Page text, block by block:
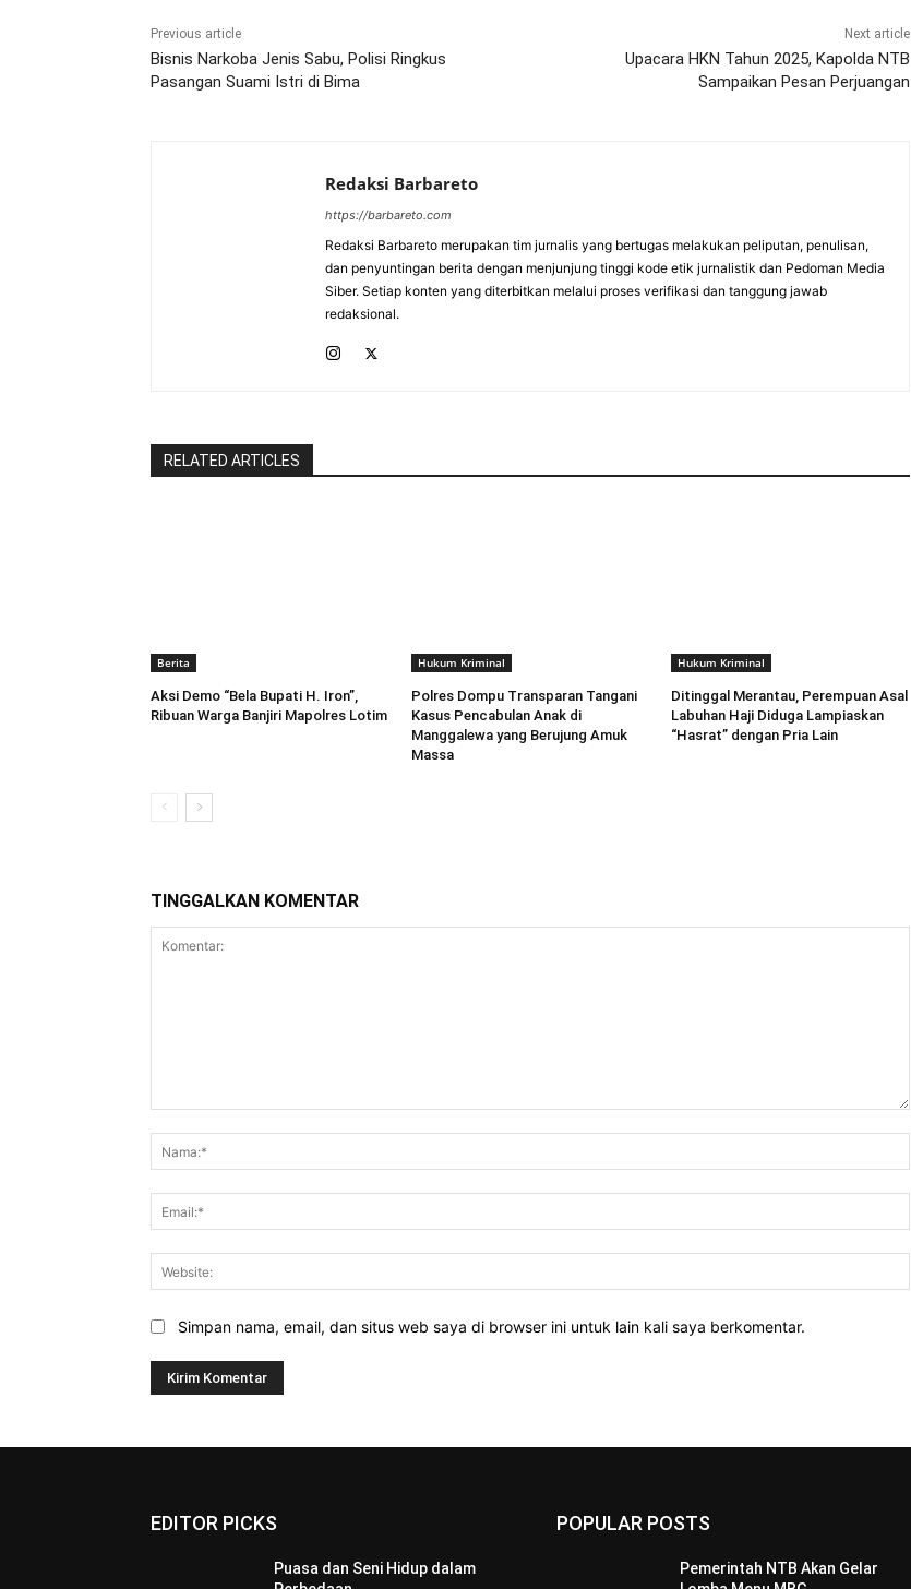
Previous article
Bisnis Narkoba Jenis Sabu, Polisi Ringkus
Pasangan Suami Istri di Bima
Next article
Upacara HKN Tahun 2025, Kapolda NTB
Sampaikan Pesan Perjuangan
Redaksi Barbareto
https://barbareto.com
Redaksi Barbareto merupakan tim jurnalis yang bertugas melakukan peliputan, penulisan,
dan penyuntingan berita dengan menjunjung tinggi kode etik jurnalistik dan Pedoman Media
Siber. Setiap konten yang diterbitkan melalui proses verifikasi dan tanggung jawab
redaksional.
RELATED ARTICLES
Berita
Aksi Demo “Bela Bupati H. Iron”,
Ribuan Warga Banjiri Mapolres Lotim
Hukum Kriminal
Polres Dompu Transparan Tangani
Kasus Pencabulan Anak di
Manggalewa yang Berujung Amuk
Massa
Hukum Kriminal
Ditinggal Merantau, Perempuan Asal
Labuhan Haji Diduga Lampiaskan
“Hasrat” dengan Pria Lain
TINGGALKAN KOMENTAR
Simpan nama, email, dan situs web saya di browser ini untuk lain kali saya berkomentar.
EDITOR PICKS
Puasa dan Seni Hidup dalam
POPULAR POSTS
Pemerintah NTB Akan Gelar